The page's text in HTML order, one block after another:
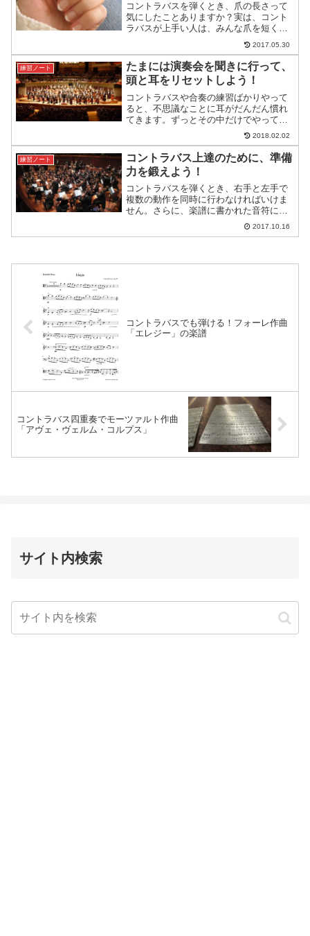
コントラバスを弾くとき、爪の長さって
気にしたことありますか？実は、コント
ラバスが上手い人は、みんな爪を短く切
っています。この記事では、コントラバ
スが上手い人に、爪が長い人がいない３
つの理由をご紹介します。
2017.05.30
練習ノート
たまには演奏会を聞きに行って、
頭と耳をリセットしよう！
コントラバスや合奏の練習ばかりやって
ると、不思議なことに耳がだんだん慣れ
てきます。ずっとその中だけでやってい
ると、全然うまくならない閉塞感だけが
広がっていきます。そんなときは、外側
からのインプットが必要です。
2018.02.02
練習ノート
コントラバス上達のために、準備
力を鍛えよう！
コントラバスを弾くとき、右手と左手で
複数の動作を同時に行わなければいけま
せん。さらに、楽譜に書かれた音符にし
たがって連続して行います。この記事で
は、コントラバスを弾くときの準備につ
2017.10.16
コントラバスでも弾ける！フォーレ作曲
「エレジー」の楽譜
コントラバス四重奏でモーツァルト作曲
「アヴェ・ヴェルム・コルプス」
サイト内検索